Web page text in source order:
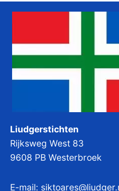
Liudgerstichten
Rijksweg West 83
9608 PB Westerbroek
E-mail: